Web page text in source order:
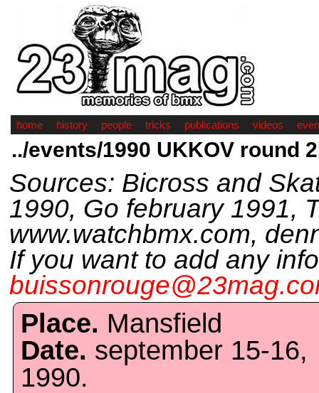
home history people tricks publications videos
../events/1990 UKKOV round 2
Sources: Bicross and
1990, Go february 1991,
www.watchbmx.com,
If you want to add any
Place. Mansfield
Date. september 15-16,
1990.